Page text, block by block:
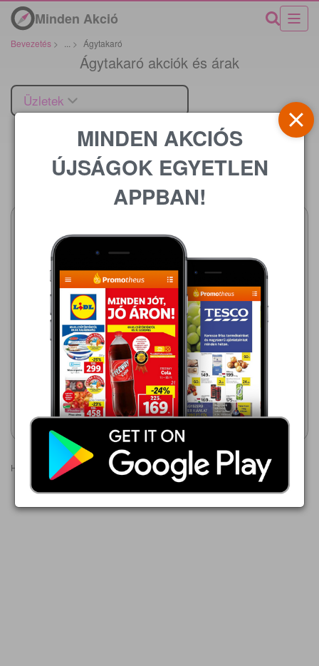
Minden Akció
Bevezetés > > Ágytakaró
Ágytakaró akciók és árak
Üzletek
Ár
2026.08.08 - 08.12
3 999,00 Ft
Livarno Ágytakaró
Akciós újság
megtekintése
Lidl
2026.08.08 - 08.12
3 999,00 Ft
Livarno Ágytakaró
Akciós újság
megtekintése
Hirdetések
MINDEN AKCIÓS
ÚJSÁGOK EGYETLEN
APPBAN!